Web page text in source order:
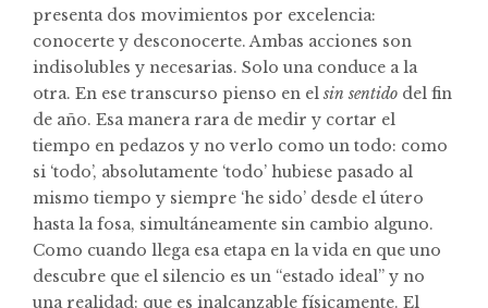
presenta dos movimientos por excelencia:
conocerte y desconocerte. Ambas acciones son
indisolubles y necesarias. Solo una conduce a la
otra. En ese transcurso pienso en el sin sentidodel fin
de año. Esa manera rara de medir y cortar el
tiempo en pedazos y no verlo como un todo: como
si ‘todo’, absolutamente ‘todo’ hubiese pasado al
mismo tiempo y siempre ‘he sido’ desde el útero
hasta la fosa, simultáneamente sin cambio alguno.
Como cuando llega esa etapa en la vida en que uno
descubre que el silencio es un “estado ideal” y no
una realidad: que es inalcanzable físicamente. El